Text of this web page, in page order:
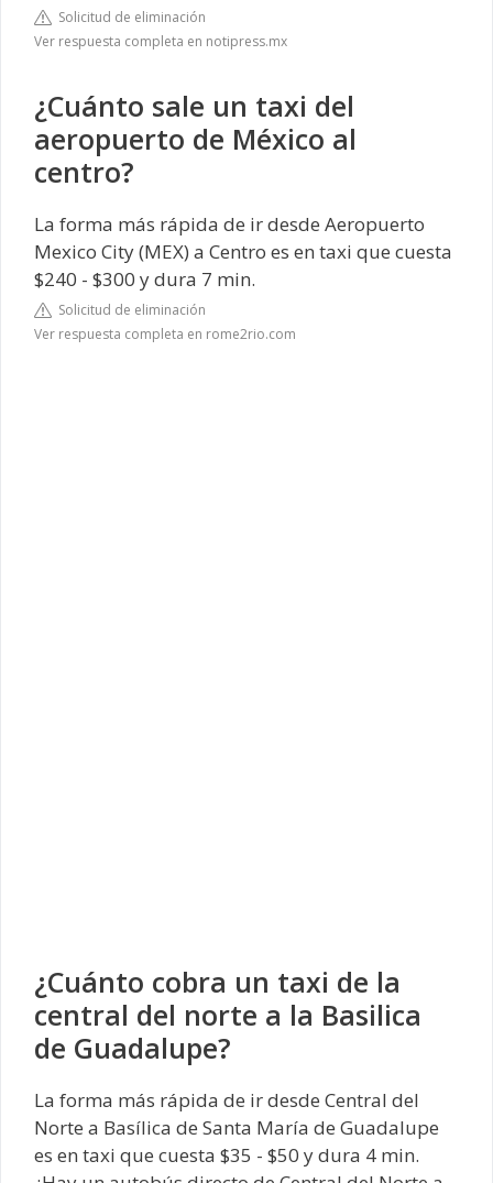
Solicitud de eliminación
Ver respuesta completa en notipress.mx
¿Cuánto sale un taxi del
aeropuerto de México al
centro?
La forma más rápida de ir desde Aeropuerto
Mexico City (MEX) a Centro es en taxi que cuesta
$240 - $300 y dura 7 min.
Solicitud de eliminación
Ver respuesta completa en rome2rio.com
¿Cuánto cobra un taxi de la
central del norte a la Basilica
de Guadalupe?
La forma más rápida de ir desde Central del
Norte a Basílica de Santa María de Guadalupe
es en taxi que cuesta $35 - $50 y dura 4 min.